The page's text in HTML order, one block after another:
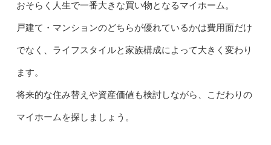
おそらく人生で一番大きな買い物となるマイホーム。
戸建て・マンションのどちらが優れているかは費用面だけ
でなく、ライフスタイルと家族構成によって大きく変わり
ます。
将来的な住み替えや資産価値も検討しながら、こだわりの
マイホームを探しましょう。